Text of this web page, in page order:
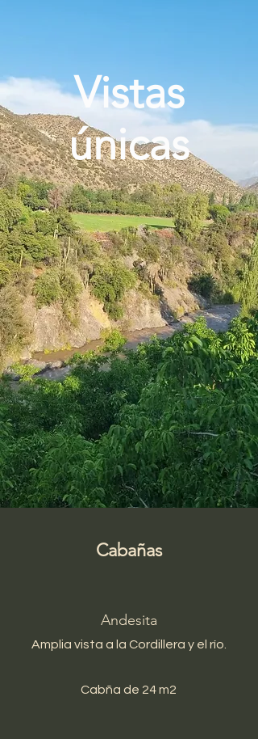
Vistas
únicas
Cabañas
Andesita
Amplia vista a la Cordillera y el río.
Cabña de 24 m2